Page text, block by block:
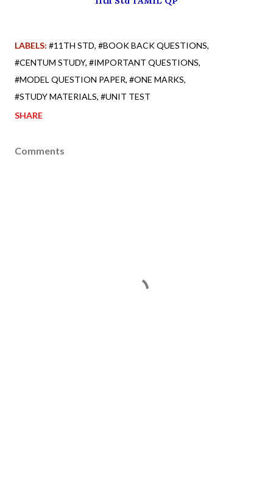
LABELS: #11TH STD #BOOK BACK QUESTIONS
#CENTUM STUDY #IMPORTANT QUESTIONS
#MODEL QUESTION PAPER #ONE MARKS
#STUDY MATERIALS #UNIT TEST
SHARE
Comments